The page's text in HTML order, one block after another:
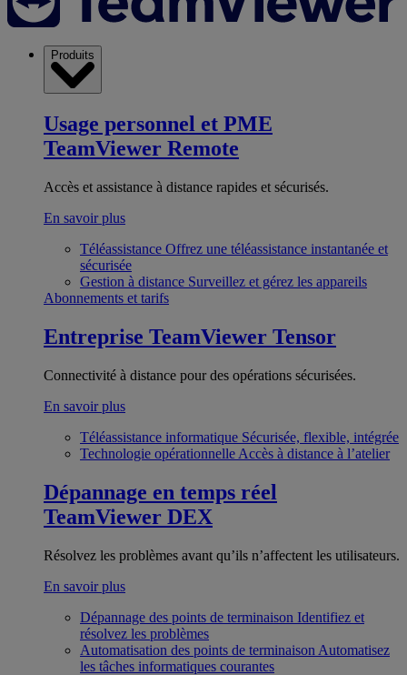
Produits
Usage personnel et PME
TeamViewer Remote
Accès et assistance à distance rapides et sécurisés.
En savoir plus
Téléassistance Offrez une téléassistance instantanée et
sécurisée
Gestion à distance Surveillez et gérez les appareils
Abonnements et tarifs
Entreprise TeamViewer Tensor
Connectivité à distance pour des opérations sécurisées.
En savoir plus
Téléassistance informatique Sécurisée, flexible, intégrée
Technologie opérationnelle Accès à distance à l’atelier
Dépannage en temps réel
TeamViewer DEX
Résolvez les problèmes avant qu’ils n’affectent les utilisateurs.
En savoir plus
Dépannage des points de terminaison Identifiez et
résolvez les problèmes
Automatisation des points de terminaison Automatisez
les tâches informatiques courantes